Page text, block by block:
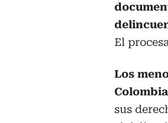
El
Los
sus